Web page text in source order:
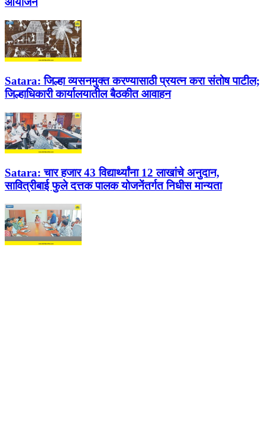
Satara: जिल्हा व्यसनमुक्त करण्यासाठी प्रयत्न करा संतोष पाटील;
जिल्हाधिकारी कार्यालयातील बैठकीत आवाहन
Satara: चार हजार 43 विद्यार्थ्यांना 12 लाखांचे अनुदान,
सावित्रीबाई फुले दत्तक पालक योजनेंतर्गत निधीस मान्यता